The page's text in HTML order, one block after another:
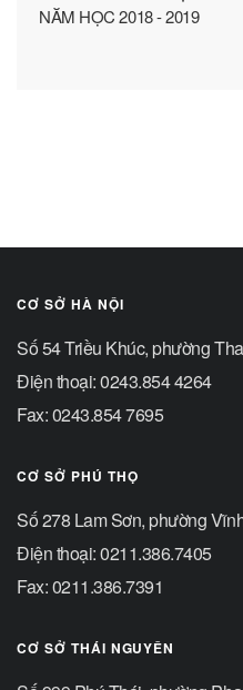
NĂM HỌC 2018 - 2019
CƠ SỞ HÀ NỘI
Số 54 Triều Khúc, phường
Điện thoại: 0243.854 4264
Fax: 0243.854 7695
CƠ SỞ PHÚ THỌ
Số 278 Lam Sơn, phường
Điện thoại: 0211.386.7405
Fax: 0211.386.7391
CƠ SỞ THÁI NGUYÊN